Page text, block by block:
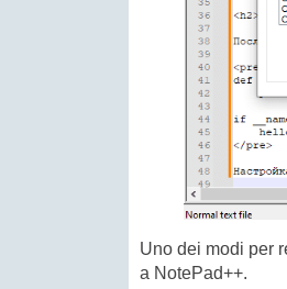
Uno dei modi per
a NotePad++.